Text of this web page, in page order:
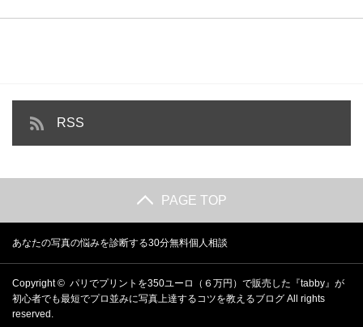
RSS
PAGE TOP
あなたの写真の悩みを診断する30分無料個人相談
Copyright © パリでプリントを350ユーロ（６万円）で販売した『tabby』が
初心者でも最短でプロ並みに写真上達するコツを教えるブログ All rights
reserved.